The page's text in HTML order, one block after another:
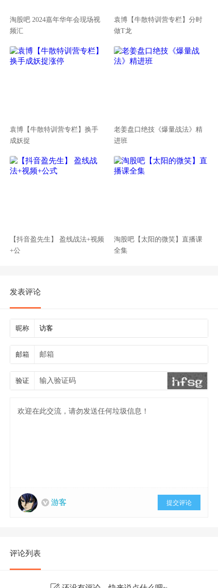
淘股吧 2024嘉年华年会现场视
频汇
袁博【牛散特训营专栏】分时
做T龙
袁博【牛散特训营专栏】换手
成妖捉
老姜盘口绝技《爆量战法》精
进班
【抖音盈先生】 盈线战法+视频
+公
淘股吧【太阳的微笑】直播课
全集
发表评论
昵称
邮箱
验证
游客 提交评论
评论列表